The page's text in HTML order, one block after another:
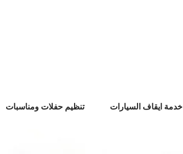
خدمة ايقاف السيارات تنظيم حفلات ومناسبات